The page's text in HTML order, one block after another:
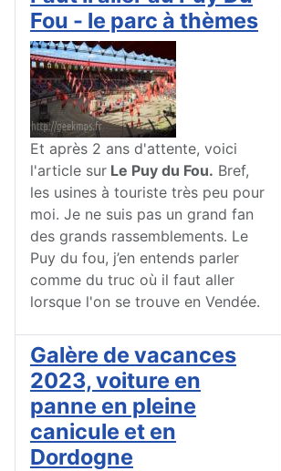
Fou - le parc à thèmes
Et après 2 ans d'attente, voici
l'article sur Le Puy du Fou. Bref,
les usines à touriste très peu pour
moi. Je ne suis pas un grand fan
des grands rassemblements. Le
Puy du fou, j’en entends parler
comme du truc où il faut aller
lorsque l'on se trouve en Vendée.
Galère de vacances
2023, voiture en
panne en pleine
canicule et en
Dordogne